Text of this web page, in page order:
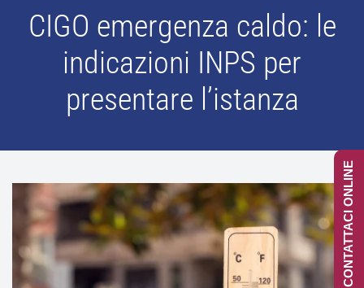
CIGO emergenza caldo: le
indicazioni INPS per
presentare l’istanza
CONTATTACI ONLINE